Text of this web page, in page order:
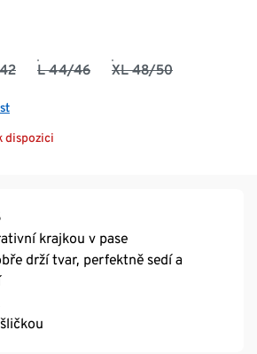
L 44/46 XL 48/50
dispozici
krajkou v pase
drží tvar, perfektně sedí a